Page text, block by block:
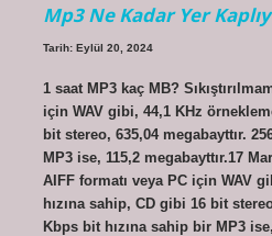
Mp3 Ne Kadar Yer
Tarih: Eylül 20, 2024
1 saat MP3 kaç MB?
için WAV gibi, 44,1 KHz
bit stereo, 635,04 megabayttır.
MP3 ise, 115,2 megabayttır.17
AIFF formatı veya PC için WAV
hızına sahip, CD gibi 16 bit
Kbps bit hızına sahip bir MP3